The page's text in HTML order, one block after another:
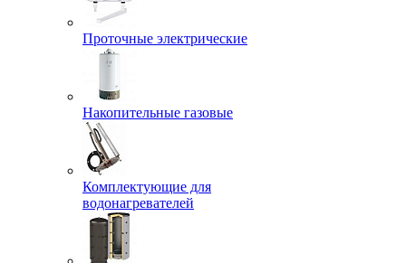
Проточные электрические
Накопительные газовые
Комплектующие для
водонагревателей